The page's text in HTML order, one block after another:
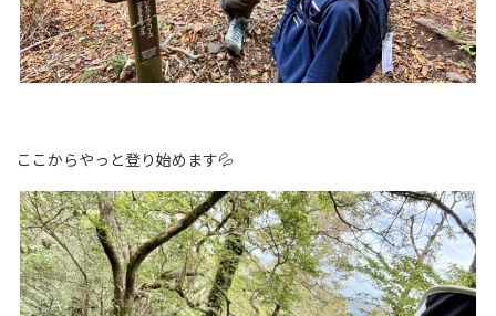
ここからやっと登り始めます💦